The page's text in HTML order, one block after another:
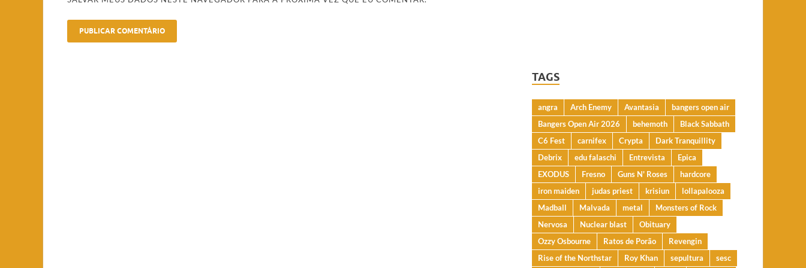
TAGS
angra Arch Enemy Avantasia
bangers open air
Bangers Open Air 2026
behemoth
Black Sabbath
C6 Fest
carnifex Crypta
Dark Tranquillity
Debrix
edu falaschi Entrevista
Epica
EXODUS
Fresno Guns N' Roses
hardcore
iron maiden
judas priest krisiun
lollapalooza
Madball
Malvada metal
Monsters of Rock
Nervosa
Nuclear blast
Obituary
Ozzy Osbourne
Ratos de Porão
Revengin
Rise of the Northstar
Roy Khan sepultura sesc